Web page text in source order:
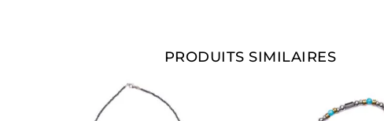
PRODUITS SIMILAIRES